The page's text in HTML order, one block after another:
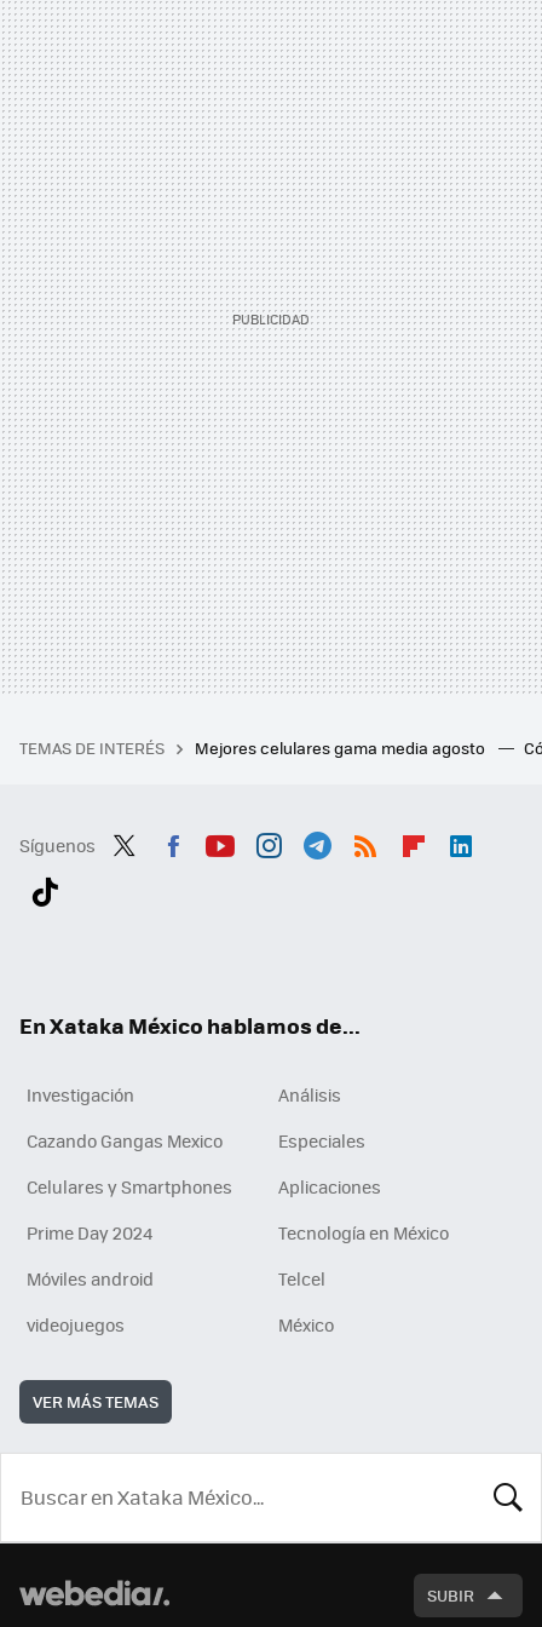
TEMAS DE INTERÉS Mejores celulares gama media agosto
Síguenos
En Xataka México hablamos de...
Investigación
Análisis
Cazando Gangas Mexico
Especiales
Celulares y Smartphones
Aplicaciones
Prime Day 2024
Tecnología en México
Móviles android
Telcel
videojuegos
México
VER MÁS TEMAS
SUBIR